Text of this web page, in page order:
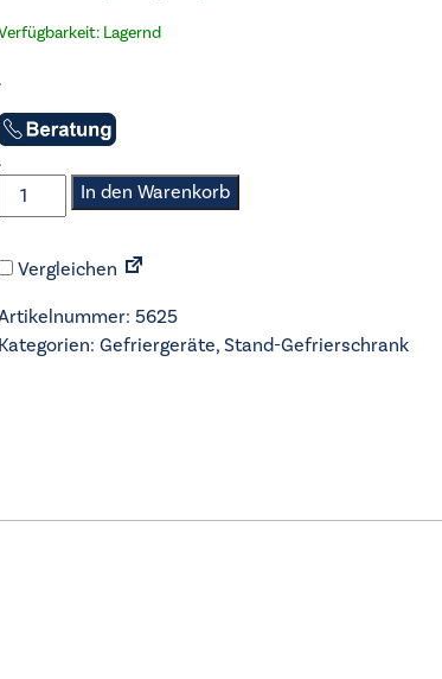
Lagernd
.
.
Liebherr-
20
In den Warenkorb
Vergleichen
5625
Kategorien: Gefriergeräte, Stand-Gefrierschrank